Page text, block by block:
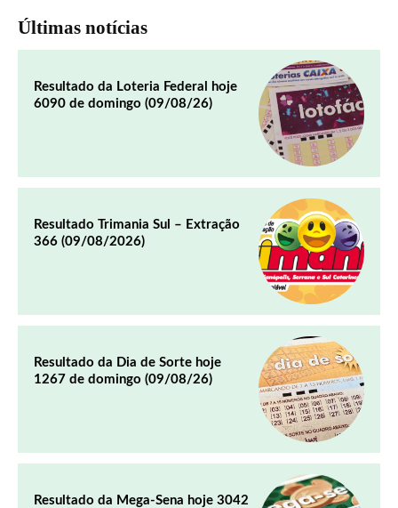
Últimas notícias
Resultado da Loteria Federal hoje
6090 de domingo (09/08/26)
Resultado Trimania Sul – Extração
366 (09/08/2026)
Resultado da Dia de Sorte hoje
1267 de domingo (09/08/26)
Resultado da Mega-Sena hoje 3042